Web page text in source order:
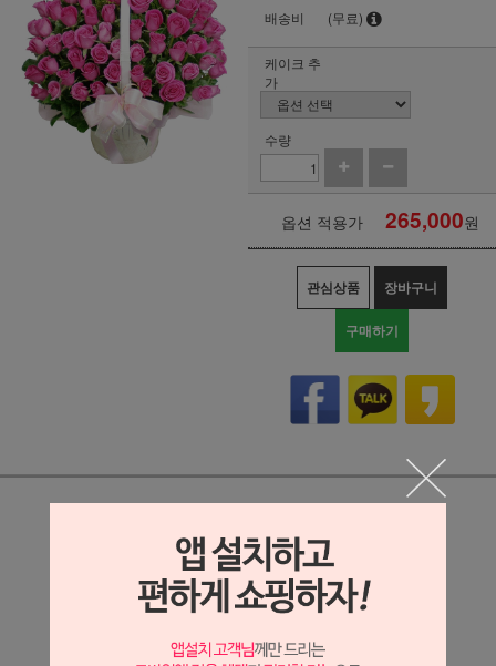
배송비
(무료)
케이크 추
가
수량
옵션 적용가 265,000원
관심상품 장바구니
구매하기
상세정보 새창 열기
상세 정보를 확대해 보실 수 있습니다.